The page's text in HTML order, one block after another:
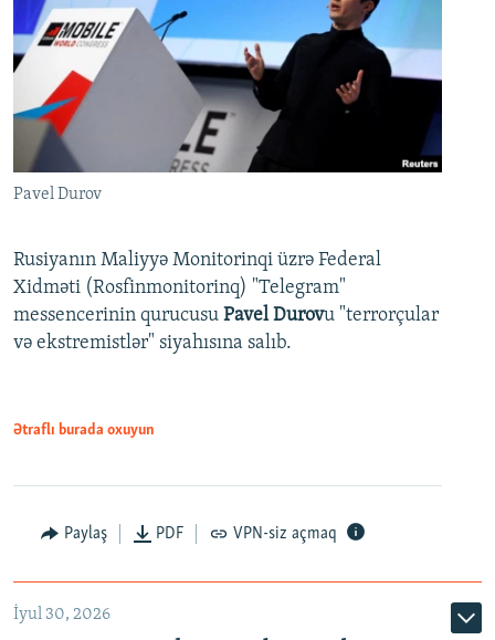
Pavel Durov
Rusiyanın Maliyyə Monitorinqi üzrə Federal
Xidməti (Rosfinmonitorinq) "Telegram"
messencerinin qurucusu Pavel Durovu "terrorçular
və ekstremistlər" siyahısına salıb.
Ətraflı burada oxuyun
Paylaş PDF VPN-siz açmaq
İyul 30, 2026